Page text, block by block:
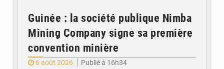
Guinée : la société publique Nimba
Mining Company signe sa première
convention minière
6 août 2026
Publié à 16h34